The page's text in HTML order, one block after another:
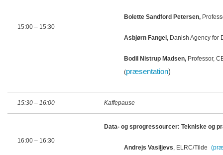
15:00 – 15:30
Bolette Sandford Petersen,
Asbjørn Fangel , Danish Agency for
Bodil Nistrup Madsen, Professor,
(præsentation)
15:30 – 16:00 Kaffepause
16:00 – 16:30
Data- og sprogressourcer: Tekniske og
Andrejs Vasiļjevs, ELRC/Tilde